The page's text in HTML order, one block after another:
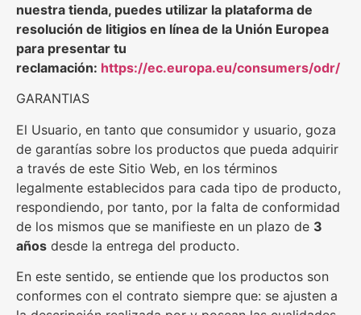
nuestra tienda, puedes utilizar la plataforma de
resolución de litigios en línea de la Unión Europea
para presentar tu
reclamación: https://ec.europa.eu/consumers/odr/
GARANTIAS
El Usuario, en tanto que consumidor y usuario, goza
de garantías sobre los productos que pueda adquirir
a través de este Sitio Web, en los términos
legalmente establecidos para cada tipo de producto,
respondiendo, por tanto, por la falta de conformidad
de los mismos que se manifieste en un plazo de 3
años desde la entrega del producto.
En este sentido, se entiende que los productos son
conformes con el contrato siempre que: se ajusten a